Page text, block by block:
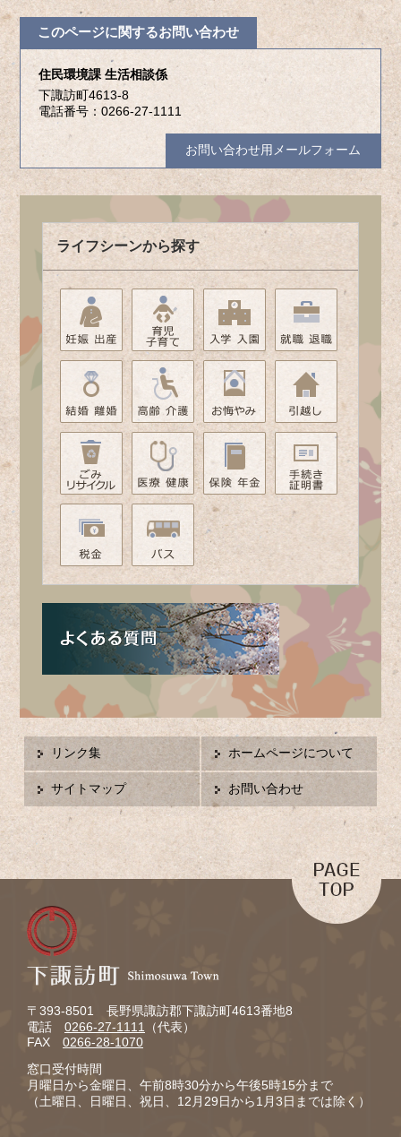
このページに関するお問い合わせ
住民環境課 生活相談係
下諏訪町4613-8
電話番号：0266-27-1111
お問い合わせ用メールフォーム
ライフシーンから探す
リンク集 ホームページについて
サイトマップ お問い合わせ
〒393-8501 長野県諏訪郡下諏訪町4613番地8
電話 0266-27-1111 （代表）
FAX 0266-28-1070
窓口受付時間
月曜日から金曜日、午前8時30分から午後5時15分まで
（土曜日、日曜日、祝日、12月29日から1月3日までは除く）